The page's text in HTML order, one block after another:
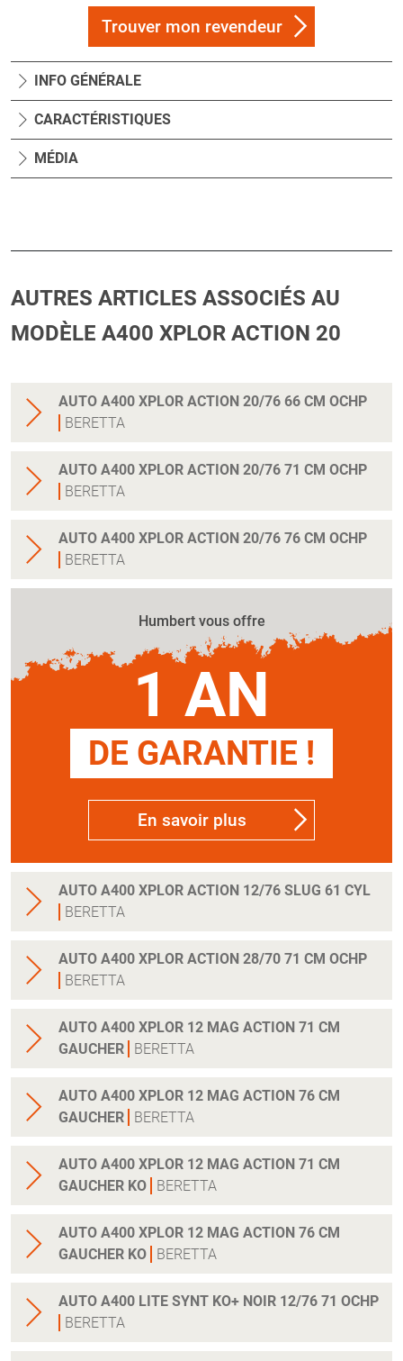
Trouver mon revendeur
INFO GÉNÉRALE
CARACTÉRISTIQUES
MÉDIA
AUTRES ARTICLES ASSOCIÉS AU
MODÈLE A400 XPLOR ACTION 20
AUTO A400 XPLOR ACTION 20/76 66 CM OCHP
BERETTA
AUTO A400 XPLOR ACTION 20/76 71 CM OCHP
BERETTA
AUTO A400 XPLOR ACTION 20/76 76 CM OCHP
BERETTA
Humbert vous offre
1 AN
DE GARANTIE !
En savoir plus
AUTO A400 XPLOR ACTION 12/76 SLUG 61 CYL
BERETTA
AUTO A400 XPLOR ACTION 28/70 71 CM OCHP
BERETTA
AUTO A400 XPLOR 12 MAG ACTION 71 CM
GAUCHER
BERETTA
AUTO A400 XPLOR 12 MAG ACTION 76 CM
GAUCHER
BERETTA
AUTO A400 XPLOR 12 MAG ACTION 71 CM
GAUCHER KO
BERETTA
AUTO A400 XPLOR 12 MAG ACTION 76 CM
GAUCHER KO
BERETTA
AUTO A400 LITE SYNT KO+ NOIR 12/76 71 OCHP
BERETTA